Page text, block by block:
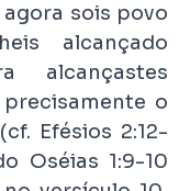
sois povo
alcançado
alcançastes
precisamente o
Efésios 2:12-
Oséias 1:9-10